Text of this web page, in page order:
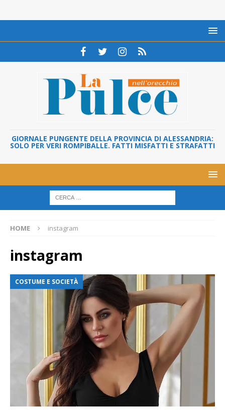
GIORNALE PUNGENTE DELLA PROVINCIA DI ALESSANDRIA:
SOLO PER VERI ROMPIBALLE. FATTI MISFATTI E STRAFATTI
HOME instagram
instagram
COSTUME E SOCIETÀ